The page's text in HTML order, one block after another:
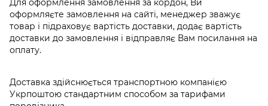
Для оформлення замовлення за кордон, Ви
оформляєте замовлення на сайті, менеджер зважує
товар і підраховує вартість доставки, додає вартість
доставки до замовлення і відправляє Вам посилання на
оплату.
Доставка здійснюється транспортною компанією
Укрпоштою стандартним способом за тарифами